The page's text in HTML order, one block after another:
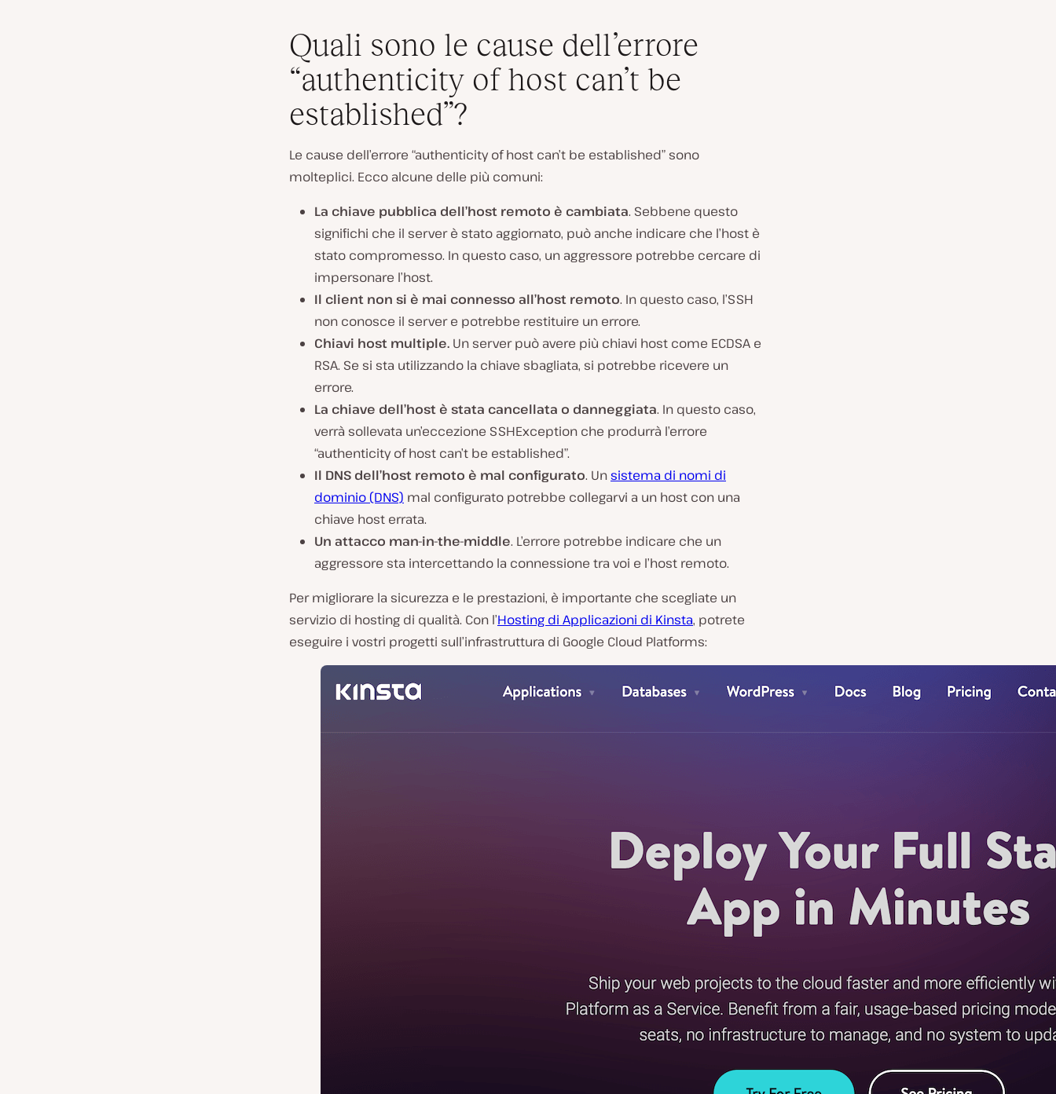
Quali sono le cause dell’errore
“authenticity of host can’t be
established”?
Le cause dell’errore “authenticity of host can’t be established” sono
molteplici. Ecco alcune delle più comuni:
La chiave pubblica dell’host remoto è cambiata. Sebbene questo
significhi che il server è stato aggiornato, può anche indicare che l’host è
stato compromesso. In questo caso, un aggressore potrebbe cercare di
impersonare l’host.
Il client non si è mai connesso all’host remoto. In questo caso, l’SSH
non conosce il server e potrebbe restituire un errore.
Chiavi host multiple. Un server può avere più chiavi host come ECDSA e
RSA. Se si sta utilizzando la chiave sbagliata, si potrebbe ricevere un
errore.
La chiave dell’host è stata cancellata o danneggiata. In questo caso,
verrà sollevata un’eccezione SSHException che produrrà l’errore
“authenticity of host can’t be established”.
Il DNS dell’host remoto è mal configurato. Unsistema di nomi di
dominio (DNS) mal configurato potrebbe collegarvi a un host con una
chiave host errata.
Un attacco man-in-the-middle. L’errore potrebbe indicare che un
aggressore sta intercettando la connessione tra voi e l’host remoto.
Per migliorare la sicurezza e le prestazioni, è importante che scegliate un
servizio di hosting di qualità. Con l’Hosting di Applicazioni di Kinsta, potrete
eseguire i vostri progetti sull’infrastruttura di Google Cloud Platforms: